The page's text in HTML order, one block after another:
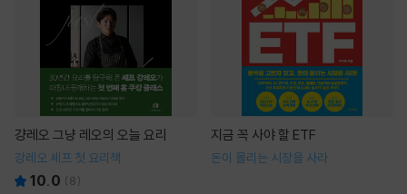
걍레오 그냥 레오의 오늘 요리
강레오 셰프 첫 요리책
10.0 (8)
지금 꼭 사야 할 ETF
돈이 몰리는 시장을 사라